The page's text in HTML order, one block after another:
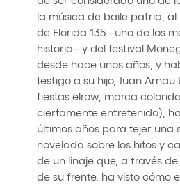
la música de baile patria, al
de Florida 135 –uno de los
historia– y del festival
desde hace unos años, y
testigo a su hijo, Juan Arnau
fiestas elrow, marca
ciertamente entretenida),
últimos años para tejer una
novelada sobre los hitos y
de un linaje que, a través de
de su frente, ha visto cómo